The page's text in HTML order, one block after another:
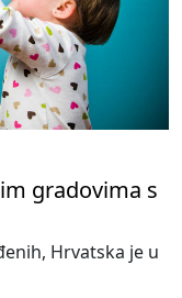
gradovima s
Hrvatska je u